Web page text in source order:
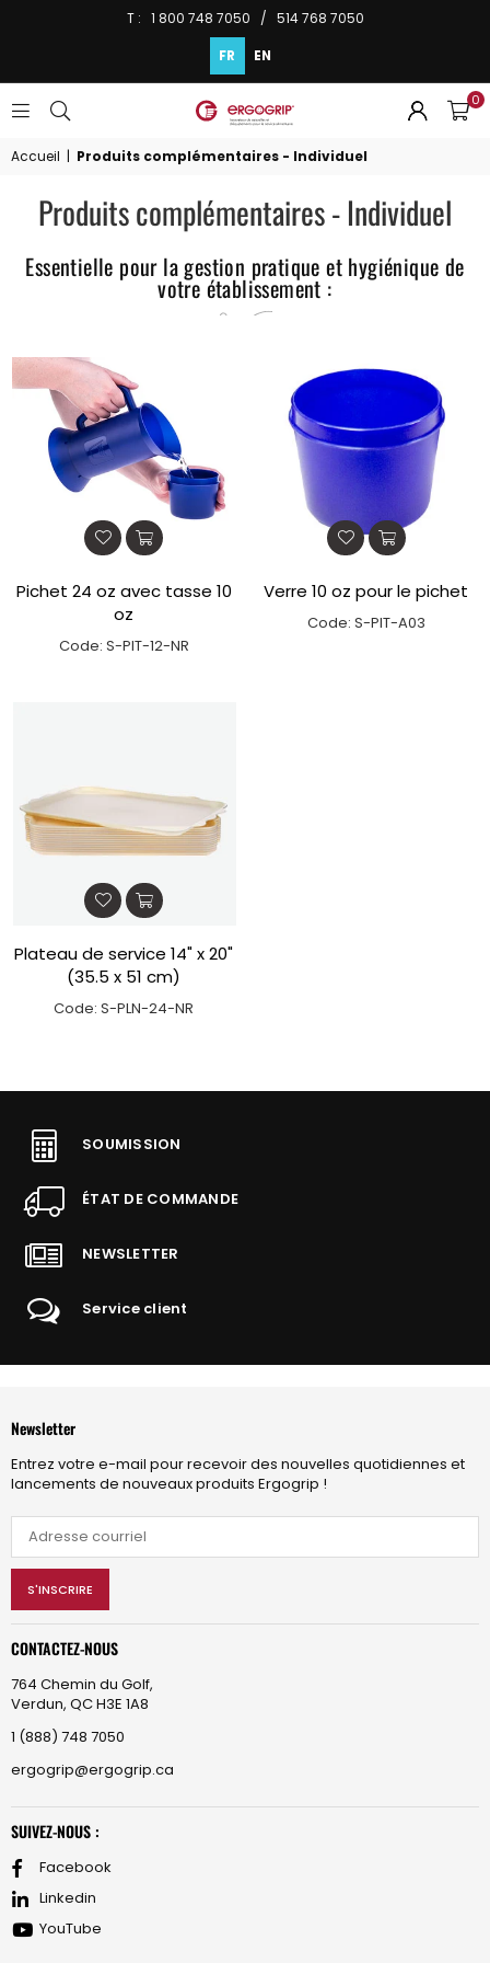
T : 1 800 748 7050 / 514 768 7050
FR EN
ERGOGRIP
INC.
0
Accueil | Produits complémentaires - Individuel
Produits complémentaires - Individuel
Essentielle pour la gestion pratique et hygiénique de
votre établissement :
Pichet 24 oz avec tasse 10
oz
Code: S-PIT-12-NR
Verre 10 oz pour le pichet
Code: S-PIT-A03
Plateau de service 14" x 20"
(35.5 x 51 cm)
Code: S-PLN-24-NR
SOUMISSION
ÉTAT DE COMMANDE
NEWSLETTER
Service client
Newsletter
Entrez votre e-mail pour recevoir des nouvelles quotidiennes et
lancements de nouveaux produits Ergogrip !
S'INSCRIRE
CONTACTEZ-NOUS
764 Chemin du Golf,
Verdun, QC H3E 1A8
1 (888) 748 7050
ergogrip@ergogrip.ca
SUIVEZ-NOUS :
Facebook
Linkedin
YouTube